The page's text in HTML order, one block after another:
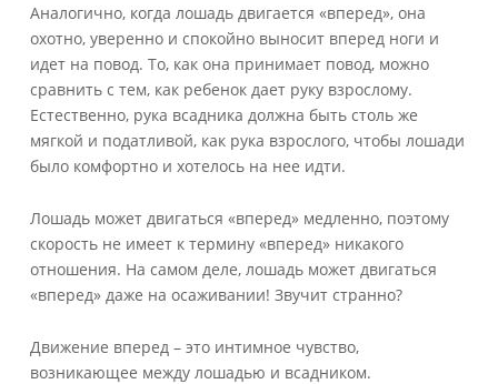
Аналогично, когда лошадь двигается «вперед», она
охотно, уверенно и спокойно выносит вперед ноги и
идет на повод. То, как она принимает повод, можно
сравнить с тем, как ребенок дает руку взрослому.
Естественно, рука всадника должна быть столь же
мягкой и податливой, как рука взрослого, чтобы лошади
было комфортно и хотелось на нее идти.
Лошадь может двигаться «вперед» медленно, поэтому
скорость не имеет к термину «вперед» никакого
отношения. На самом деле, лошадь может двигаться
«вперед» даже на осаживании! Звучит странно?
Движение вперед – это интимное чувство,
возникающее между лошадью и всадником.